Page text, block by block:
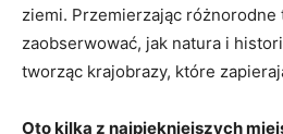
ziemi. Przemierzając różnorodne
zaobserwować, jak natura i
tworząc krajobrazy, które
Oto kilka z najpiękniejszych